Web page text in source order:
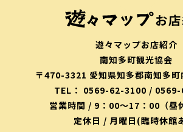
遊々マップお店紹介
南知多町観光協会
〒470-3321 愛知県知多郡南知多
TEL： 0569-62-3100 /
営業時間 / 9：00〜17：00（昼
定休日 / 月曜日(臨時休館